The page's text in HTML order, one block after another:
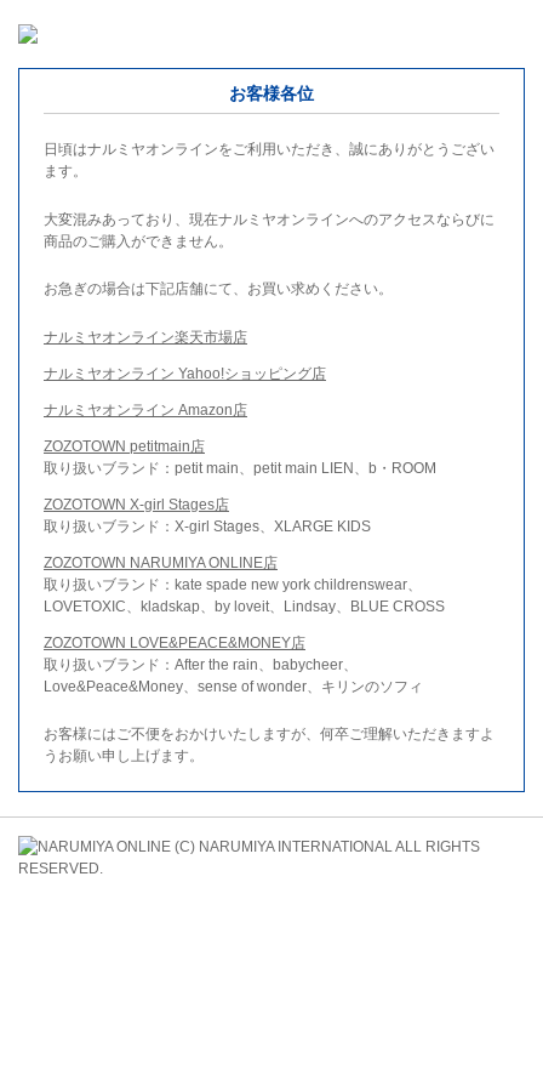
お客様各位
日頃はナルミヤオンラインをご利用いただき、誠にありがとうござい
ます。
大変混みあっており、現在ナルミヤオンラインへのアクセスならびに
商品のご購入ができません。
お急ぎの場合は下記店舗にて、お買い求めください。
ナルミヤオンライン楽天市場店
ナルミヤオンライン Yahoo!ショッピング店
ナルミヤオンライン Amazon店
ZOZOTOWN petitmain店
取り扱いブランド：petit main、petit main LIEN、b・ROOM
ZOZOTOWN X-girl Stages店
取り扱いブランド：X-girl Stages、XLARGE KIDS
ZOZOTOWN NARUMIYA ONLINE店
取り扱いブランド：kate spade new york childrenswear、
LOVETOXIC、kladskap、by loveit、Lindsay、BLUE CROSS
ZOZOTOWN LOVE&PEACE&MONEY店
取り扱いブランド：After the rain、babycheer、
Love&Peace&Money、sense of wonder、キリンのソフィ
お客様にはご不便をおかけいたしますが、何卒ご理解いただきますよ
うお願い申し上げます。